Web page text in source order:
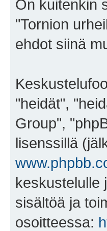
On kuitenkin
"Tornion
ehdot siinä
"heidät",
Group",
lisenssillä
keskustelulle
sisältöä ja
osoitteessa: